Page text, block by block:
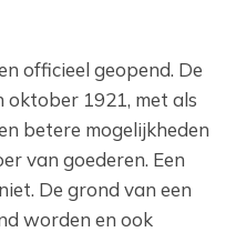
officieel geopend. De
oktober 1921, met als
betere mogelijkheden
van goederen. Een
De grond van een
worden en ook